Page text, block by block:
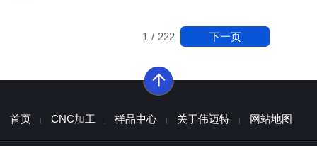
1 / 222 下一页
首页 CNC加工 样品中心 关于伟迈特 网站地图